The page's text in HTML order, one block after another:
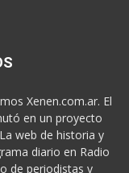
Xenen.com.ar. El
en un proyecto
web de historia y
diario en Radio
de periodistas y